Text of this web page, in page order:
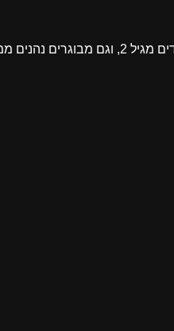
הלונדע בבאר שבע הוא מוזיאון מיוחד לילדים. הוא מתאים